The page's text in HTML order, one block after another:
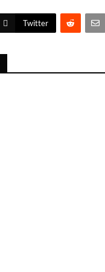
Twitter